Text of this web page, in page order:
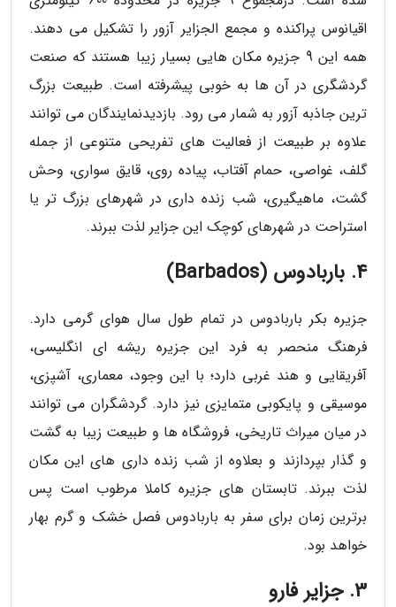
اقیانوس پراکنده و مجمع الجزایر آزور را تشکیل می دهند.
همه این 9 جزیره مکان هایی بسیار زیبا هستند که صنعت
گردشگری در آن ها به خوبی پیشرفته است. طبیعت بزرگ
ترین جاذبه آزور به شمار می رود. بازدیدنمایندگان می توانند
علاوه بر طبیعت از فعالیت های تفریحی متنوعی از جمله
گلف، غواصی، حمام آفتاب، پیاده روی، قایق سواری، وحش
گشت، ماهیگیری، شب زنده داری در شهرهای بزرگ تر یا
استراحت در شهرهای کوچک این جزایر لذت ببرند.
4. باربادوس (Barbados)
جزیره بکر باربادوس در تمام طول سال هوای گرمی دارد.
فرهنگ منحصر به فرد این جزیره ریشه ای انگلیسی،
آفریقایی و هند غربی دارد؛ با این وجود، معماری، آشپزی،
موسیقی و پایکوبی متمایزی نیز دارد. گردشگران می توانند
در میان میراث تاریخی، فروشگاه ها و طبیعت زیبا به گشت
و گذار بپردازند و بعلاوه از شب زنده داری های این مکان
لذت ببرند. تابستان های جزیره کاملا مرطوب است پس
برترین زمان برای سفر به باربادوس فصل خشک و گرم بهار
خواهد بود.
3. جزایر فارو